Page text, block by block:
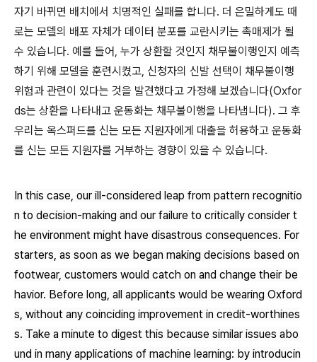
자기 바뀌면 배치에서 치명적인 실패를 합니다. 더 은밀하게도 때
로는 모델의 배포 자체가 데이터 분포를 교란시키는 촉매제가 될
수 있습니다. 예를 들어, 누가 상환할 것인지 채무불이행인지 예측
하기 위해 모델을 훈련시켰고, 신청자의 신발 선택이 채무불이행
위험과 관련이 있다는 것을 발견했다고 가정해 보겠습니다(Oxfor
ds는 상환을 나타내고 운동화는 채무불이행을 나타냅니다). 그 후
우리는 옥스퍼드를 신는 모든 지원자에게 대출을 허용하고 운동화
를 신는 모든 지원자를 거부하는 경향이 있을 수 있습니다.
In this case, our ill-considered leap from pattern recognitio
n to decision-making and our failure to critically consider t
he environment might have disastrous consequences. For
starters, as soon as we began making decisions based on
footwear, customers would catch on and change their be
havior. Before long, all applicants would be wearing Oxford
s, without any coinciding improvement in credit-worthines
s. Take a minute to digest this because similar issues abo
und in many applications of machine learning: by introducin